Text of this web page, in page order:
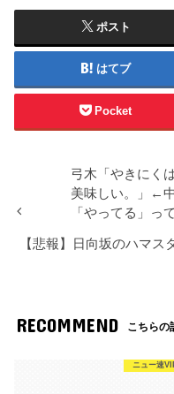
ポスト
はてブ
Pocket
弓木「やきにく
美味しい。」←
「やってる」っ
【悲報】日向坂のハマス
RECOMMEND こちらの
ニュー速